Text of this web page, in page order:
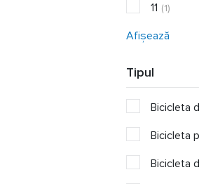
11 (1)
Afișează
Tipul
Bicicleta
Bicicleta
Bicicleta